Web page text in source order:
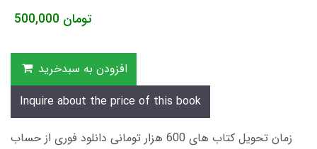
500,000 تومان
افزودن به سبدخرید
Inquire about the price of this book
زمان تحویل کتاب های 600 هزار تومانی دانلود فوری از حساب